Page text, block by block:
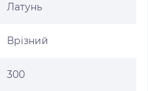
Латунь
Врізний
300